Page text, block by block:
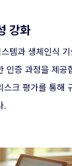
강화
템과 생체인식
인증 과정을 제공
스크 평가를 통해
.